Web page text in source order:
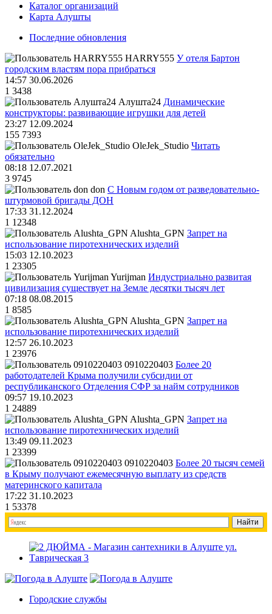
Каталог организаций
Карта Алушты
Последние обновления
HARRY555 У отеля Бартон
городским властям пора прибраться
14:57 30.06.2026
1 3438
Алушта24 Динамические
конструкторы: развивающие игрушки для детей
23:27 12.09.2024
155 7393
OleJek_Studio Читать
обязательно
08:18 12.07.2021
3 9745
don С Новым годом от разведовательно-
штурмовой бригады ДОН
17:33 31.12.2024
1 12348
Alushta_GPN Запрет на
использование пиротехнических изделий
15:03 12.10.2023
1 23305
Yurijman Индустриально развитая
цивилизация существует на Земле десятки тысяч лет
07:18 08.08.2015
1 8585
Alushta_GPN Запрет на
использование пиротехнических изделий
12:57 26.10.2023
1 23976
0910220403 Более 20
работодателей Крыма получили субсидии от
республиканского Отделения СФР за найм сотрудников
09:57 19.10.2023
1 24889
Alushta_GPN Запрет на
использование пиротехнических изделий
13:49 09.11.2023
1 23399
0910220403 Более 20 тысяч семей
в Крыму получают ежемесячную выплату из средств
материнского капитала
17:22 31.10.2023
1 53378
Городские службы